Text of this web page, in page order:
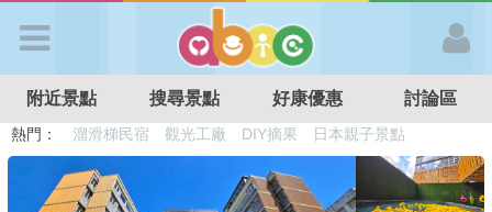
APP登入
首 頁
附近景點 搜尋景點 好康優惠 討論區
熱門： 溜滑梯民宿 觀光工廠 DIY摘果
日本親子景點
特色遊戲場
親子住房優惠 台北親子餐廳 溫泉泡湯SPA